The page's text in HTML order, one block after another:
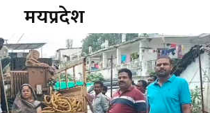
मध्यप्रदेश